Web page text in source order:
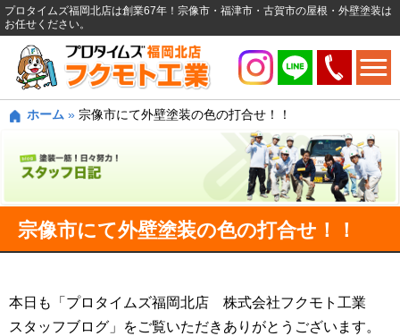
プロタイムズ福岡北店は創業67年！宗像市・福津市・古賀市の屋根・外壁塗装は
お任せください。
ホーム » 宗像市にて外壁塗装の色の打合せ！！
宗像市にて外壁塗装の色の打合せ！！
本日も「プロタイムズ福岡北店 株式会社フクモト工業
スタッフブログ」をご覧いただきありがとうございます。